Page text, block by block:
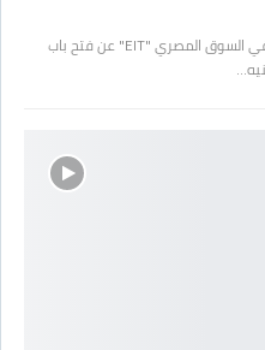
أعلنت الشركة العالمية للتجارة والتوكيلات في السوق المصري "EIT" عن فتح باب